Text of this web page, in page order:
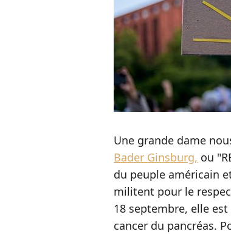
Une grande dame
Bader Ginsburg, ou
du peuple américain
militent pour le
18 septembre, elle
cancer du pancréas.